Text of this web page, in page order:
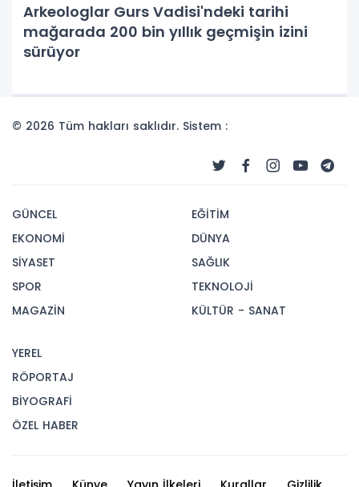
Arkeologlar Gurs Vadisi'ndeki tarihi
mağarada 200 bin yıllık geçmişin izini
sürüyor
© 2026 Tüm hakları saklıdır. Sistem :
GÜNCEL
EKONOMİ
SİYASET
SPOR
MAGAZİN
EĞİTİM
DÜNYA
SAĞLIK
TEKNOLOJİ
KÜLTÜR - SANAT
YEREL
RÖPORTAJ
BİYOGRAFİ
ÖZEL HABER